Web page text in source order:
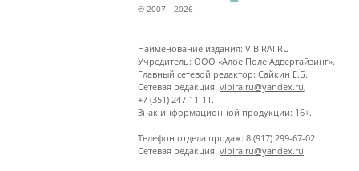
© 2007—2026
Наименование издания: VIBIRAI.RU
Учредитель: ООО «Алое Поле Адвертайзинг».
Главный сетевой редактор: Сайкин Е.Б.
Сетевая редакция: vibirairu@yandex.ru
+7 (351) 247-11-11.
Знак информационной продукции: 16+.
Телефон отдела продаж: 8 (917) 299-67-02
Сетевая редакция: vibirairu@yandex.ru